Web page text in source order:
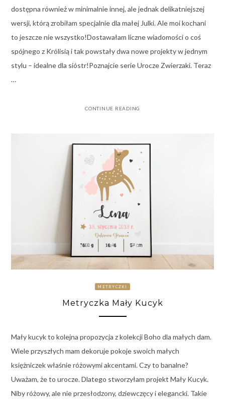
dostępna również w minimalnie innej, ale jednak delikatniejszej
wersji, którą zrobiłam specjalnie dla małej Julki. Ale moi kochani
to jeszcze nie wszystko!Dostawałam liczne wiadomości o coś
spójnego z Królisią i tak powstały dwa nowe projekty w jednym
stylu – idealne dla sióstr!Poznajcie serie Urocze Zwierzaki. Teraz
…
CONTINUE READING
METRYCZKI
Metryczka Mały Kucyk
Mały kucyk to kolejna propozycja z kolekcji Boho dla małych dam.
Wiele przyszłych mam dekoruje pokoje swoich małych
księżniczek właśnie różowymi akcentami. Czy to banalne?
Uważam, że to urocze. Dlatego stworzyłam projekt Mały Kucyk.
Niby różowy, ale nie przesłodzony, dziewczęcy i elegancki. Takie